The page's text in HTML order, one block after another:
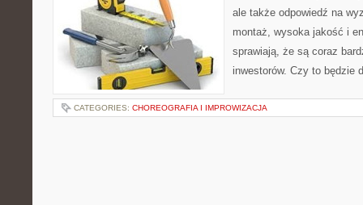
ale także odpowiedź na
montaż, wysoka jakość i
sprawiają, że są coraz
inwestorów. Czy to będzie
CATEGORIES: CHOREOGRAFIA I IMPROWIZACJA